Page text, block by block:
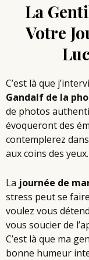
La
Votre
C’est là que
Gandalf de la
de photos
évoqueront des
contemplerez
aux coins des yeux.
La journée de
stress peut se
voulez vous
vous soucier de
C’est là que ma
bonne humeur